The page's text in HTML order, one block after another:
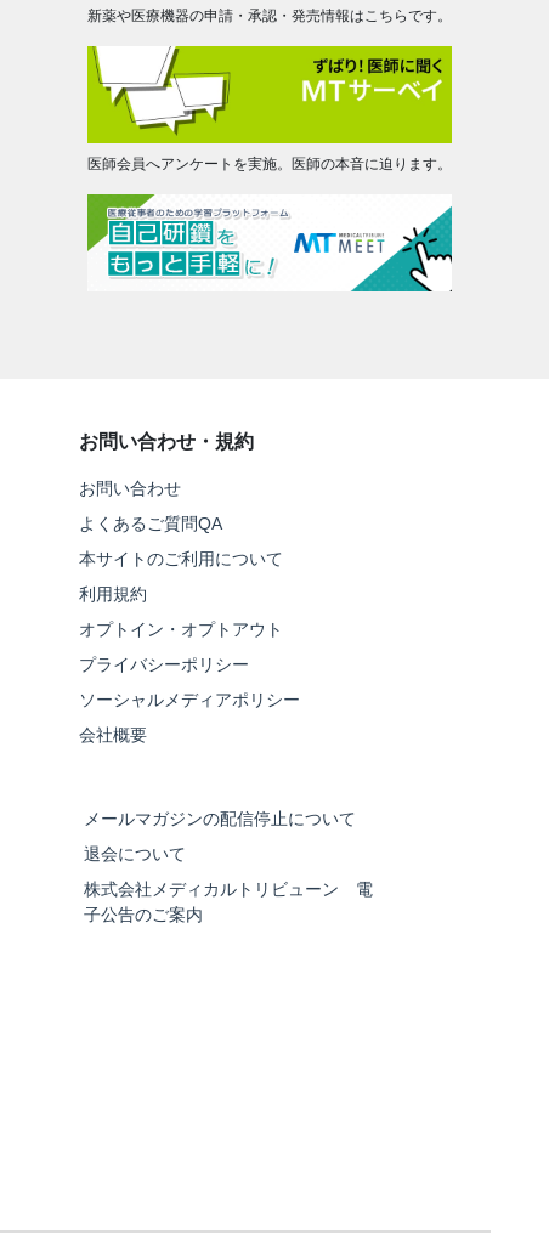
新薬や医療機器の申請・承認・発売情報はこちらです。
医師会員へアンケートを実施。医師の本音に迫ります。
お問い合わせ・規約
お問い合わせ
よくあるご質問QA
本サイトのご利用について
利用規約
オプトイン・オプトアウト
プライバシーポリシー
ソーシャルメディアポリシー
会社概要
メールマガジンの配信停止について
退会について
株式会社メディカルトリビューン 電
子公告のご案内